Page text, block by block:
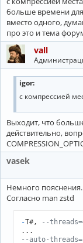
больше времени
вместо одного,
про это и тема
vall
igor:
с компрессией
Выходит, что
действительно,
vasek
Немного пояснения.
Согласно man zstd
-T#,
--
--auto-